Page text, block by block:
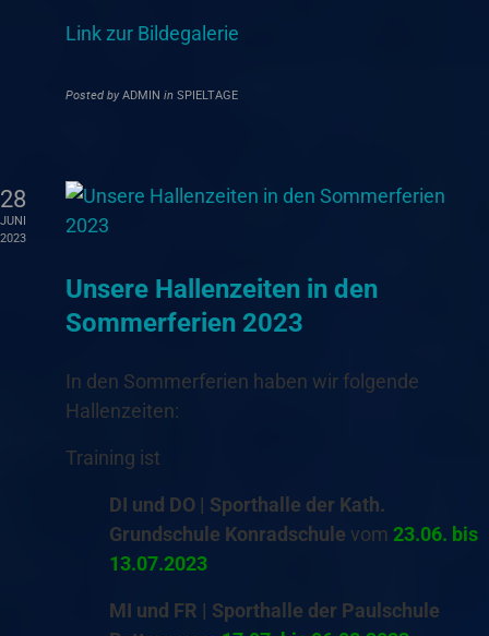
Link zur Bildegalerie
Posted by ADMIN in SPIELTAGE
28
JUNI
2023
Unsere Hallenzeiten in den
Sommerferien 2023
In den Sommerferien haben wir folgende
Hallenzeiten:
Training ist
DI und DO | Sporthalle der Kath.
Grundschule Konradschule vom 23.06. bis
13.07.2023
MI und FR | Sporthalle der Paulschule